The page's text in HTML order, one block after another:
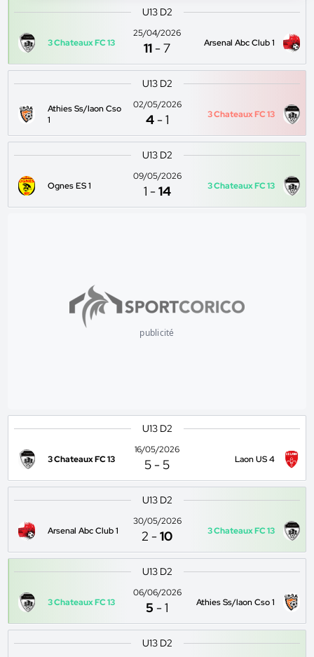
U13 D2
3 Chateaux FC 13
25/04/2026
11 -7 Arsenal Abc Club 1
U13 D2
Athies Ss/laon Cso
1
02/05/2026
4 -1 3 Chateaux FC 13
U13 D2
Ognes ES 1
09/05/2026
1 -14 3 Chateaux FC 13
publicité
U13 D2
3 Chateaux FC 13
16/05/2026
5 - 5 Laon US 4
U13 D2
Arsenal Abc Club 1
30/05/2026
2 -10 3 Chateaux FC 13
U13 D2
3 Chateaux FC 13
06/06/2026
5 -1 Athies Ss/laon Cso 1
U13 D2